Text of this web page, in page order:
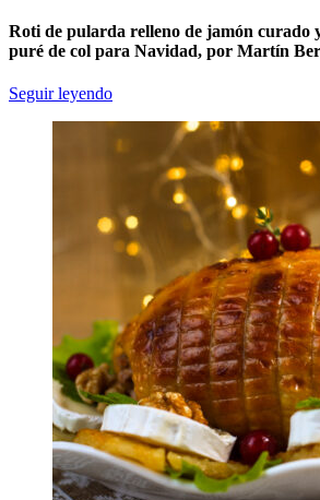
Roti de pularda relleno de jamón curado
puré de col para Navidad, por Martín
Seguir leyendo